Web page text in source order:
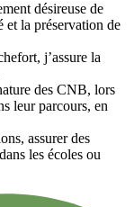
désireuse de
et la préservation de
j’assure la
des CNB, lors
leur parcours, en
assurer des
les écoles ou